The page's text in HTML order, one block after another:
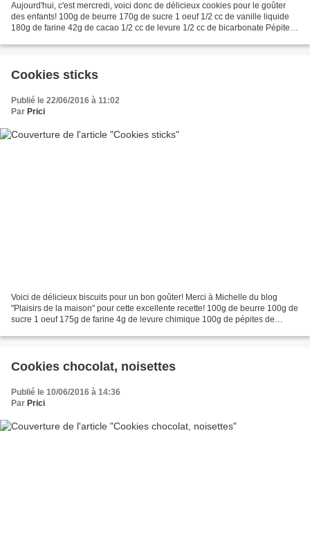
Aujourd'hui, c'est mercredi, voici donc de délicieux cookies pour le goûter
des enfants! 100g de beurre 170g de sucre 1 oeuf 1/2 cc de vanille liquide
180g de farine 42g de cacao 1/2 cc de levure 1/2 cc de bicarbonate Pépites
Cookies sticks
Publié le 22/06/2016 à 11:02
Par Prici
Voici de délicieux biscuits pour un bon goûter! Merci à Michelle du blog
"Plaisirs de la maison" pour cette excellente recette! 100g de beurre 100g de
sucre 1 oeuf 175g de farine 4g de levure chimique 100g de pépites de
Cookies chocolat, noisettes
Publié le 10/06/2016 à 14:36
Par Prici